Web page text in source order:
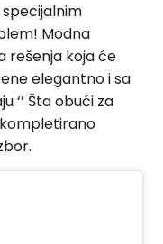
specijalnim
Modna
rešenja koja će
elegantno i sa
‘’ Šta obući za
kompletirano